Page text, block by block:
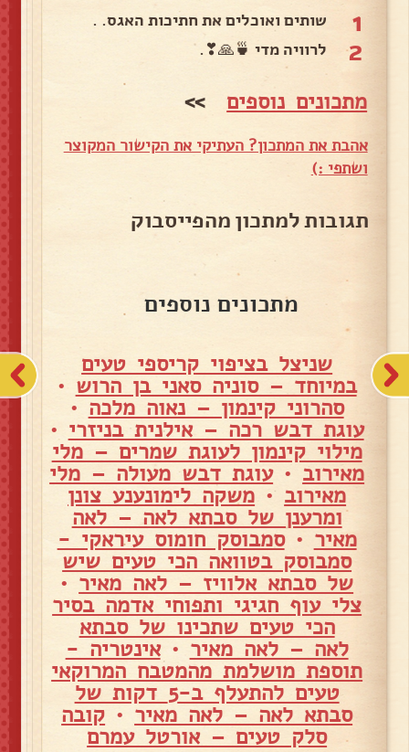
1 שותים ואוכלים את חתיכות האגס. .
2 לרוויה מדי 🍵🙏❣.
מתכונים נוספים >>
אהבת את המתכון? העתיקי את הקישור המקוצר
ושתפי :)
תגובות למתכון מהפייסבוק
מתכונים נוספים
שניצל בציפוי קריספי טעים
במיוחד – סוניה סאני בן הרוש •
סהרוני קינמון – נאוה מלכה •
עוגת דבש רכה – אילנית בניזרי •
מילוי קינמון לעוגת שמרים – מלי
מאירוב •עוגת דבש מעולה – מלי
מאירוב • משקה לימונענע צונן
ומרענן של סבתא לאה – לאה
מאיר •סמבוסק חומוס עיראקי -
סמבוסק בטוואה הכי טעים שיש
של סבתא אלוויז – לאה מאיר •
צלי עוף חגיגי ותפוחי אדמה בסיר
הכי טעים שתכינו של סבתא
לאה – לאה מאיר •אינטריה -
תוספת מושלמת מהמטבח המרוקאי
טעים להתעלף ב-5 דקות של
סבתא לאה – לאה מאיר • קובה
סלק טעים – אורטל עמרם